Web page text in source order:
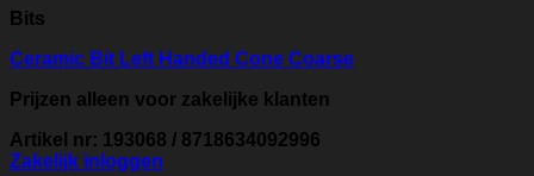
Bits
Ceramic Bit Left Handed Cone Coarse
Prijzen alleen voor zakelijke klanten
Artikel nr: 193068 / 8718634092996
Zakelijk inloggen